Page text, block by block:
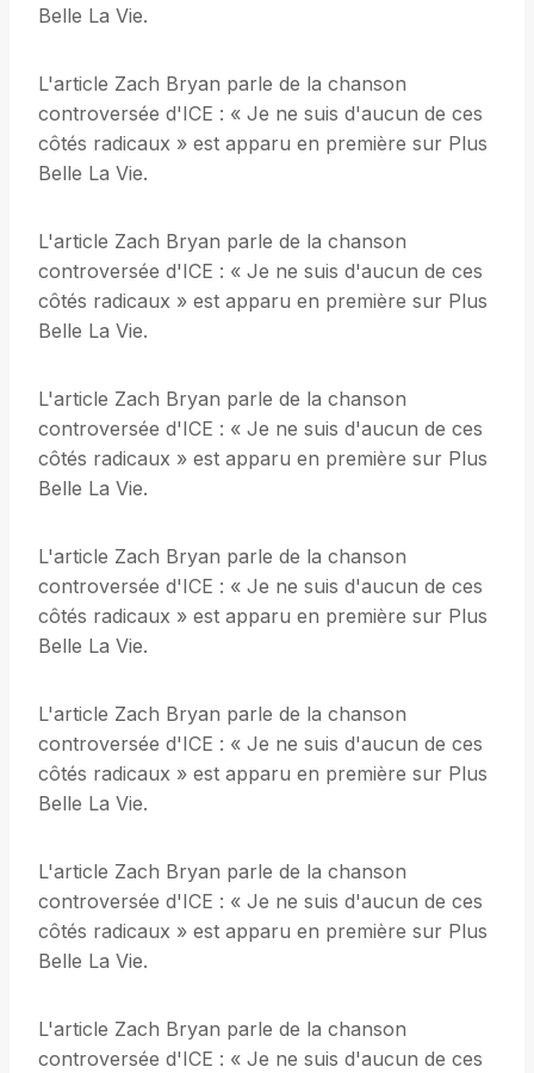
Belle La Vie.
L'article Zach Bryan parle de la chanson
controversée d'ICE : « Je ne suis d'aucun de ces
côtés radicaux » est apparu en première sur Plus
Belle La Vie.
L'article Zach Bryan parle de la chanson
controversée d'ICE : « Je ne suis d'aucun de ces
côtés radicaux » est apparu en première sur Plus
Belle La Vie.
L'article Zach Bryan parle de la chanson
controversée d'ICE : « Je ne suis d'aucun de ces
côtés radicaux » est apparu en première sur Plus
Belle La Vie.
L'article Zach Bryan parle de la chanson
controversée d'ICE : « Je ne suis d'aucun de ces
côtés radicaux » est apparu en première sur Plus
Belle La Vie.
L'article Zach Bryan parle de la chanson
controversée d'ICE : « Je ne suis d'aucun de ces
côtés radicaux » est apparu en première sur Plus
Belle La Vie.
L'article Zach Bryan parle de la chanson
controversée d'ICE : « Je ne suis d'aucun de ces
côtés radicaux » est apparu en première sur Plus
Belle La Vie.
L'article Zach Bryan parle de la chanson
controversée d'ICE : « Je ne suis d'aucun de ces